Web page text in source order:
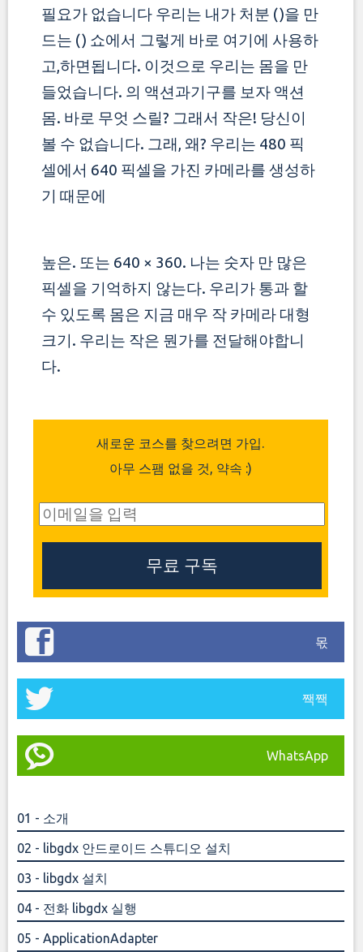
필요가 없습니다 우리는 내가 처분 ()을 만
드는 () 쇼에서 그렇게 바로 여기에 사용하
고,하면됩니다. 이것으로 우리는 몸을 만
들었습니다. 의 액션과기구를 보자 액션
몸. 바로 무엇 스릴? 그래서 작은! 당신이
볼 수 없습니다. 그래, 왜? 우리는 480 픽
셀에서 640 픽셀을 가진 카메라를 생성하
기 때문에
높은. 또는 640 × 360. 나는 숫자 만 많은
픽셀을 기억하지 않는다. 우리가 통과 할
수 있도록 몸은 지금 매우 작 카메라 대형
크기. 우리는 작은 뭔가를 전달해야합니
다.
새로운 코스를 찾으려면 가입.
아무 스팸 없을 것, 약속 :)
몫
짹짹
WhatsApp
01 - 소개
02 - libgdx 안드로이드 스튜디오 설치
03 - libgdx 설치
04 - 전화 libgdx 실행
05 - ApplicationAdapter